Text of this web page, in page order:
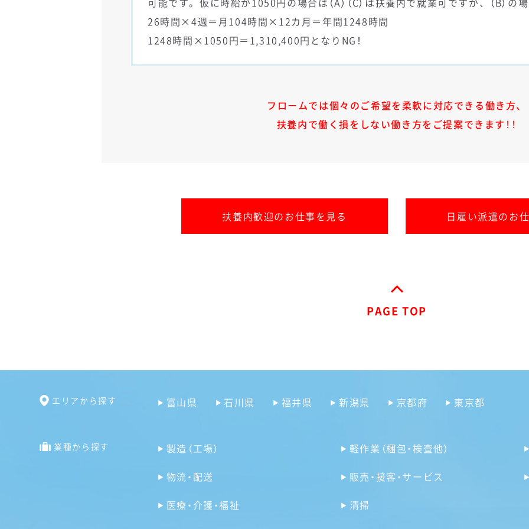
26時間×4週＝月104時間×12カ月＝年間1248時間
1248時間×1050円＝1,310,400円となりNG！
フロームでは個々のご希望を柔軟に対応できる働き方、
扶養内で働く損をしない働き方をご提案できます！！
扶養内歓迎のお仕事を見る 日雇い派遣のお
PAGE TOP
エリアから探す 富山県 石川県 福井県 新潟県 京都府 東京都
業種から探す 製造（工場） 軽作業（梱包・検査他）
物流・配送
販売・接客・サービス
医療・介護・福祉
清掃